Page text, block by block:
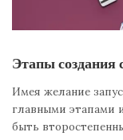
Этапы создания
Имея желание
главными этапами
быть